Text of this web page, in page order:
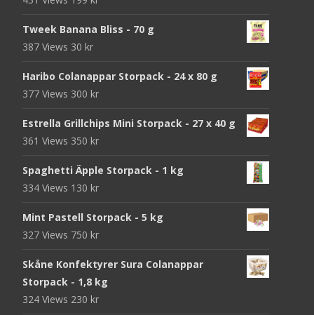
Tweek Banana Bliss - 70 g
387 Views 30 kr
Haribo Colanappar Storpack - 24 x 80 g
377 Views 300 kr
Estrella Grillchips Mini Storpack - 27 x 40 g
361 Views 350 kr
Spaghetti Äpple Storpack - 1 kg
334 Views 130 kr
Mint Pastell Storpack - 5 kg
327 Views 750 kr
Skåne Konfektyrer Sura Colanappar
Storpack - 1,8 kg
324 Views 230 kr